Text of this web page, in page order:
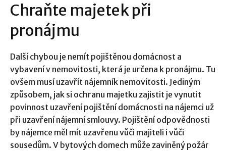
Chraňte majetek při
pronájmu
Další chybou je nemít pojištěnou domácnost a
vybavení v nemovitosti, která je určena k pronájmu. Tu
ovšem musí uzavřít nájemník nemovitosti. Jediným
způsobem, jak si ochranu majetku zajistit je vynutit
povinnost uzavření pojištění domácnosti na nájemci už
při uzavření nájemní smlouvy. Pojištění odpovědnosti
by nájemce měl mít uzavřenu vůči majiteli i vůči
sousedům. V bytových domech může zaviněný požár